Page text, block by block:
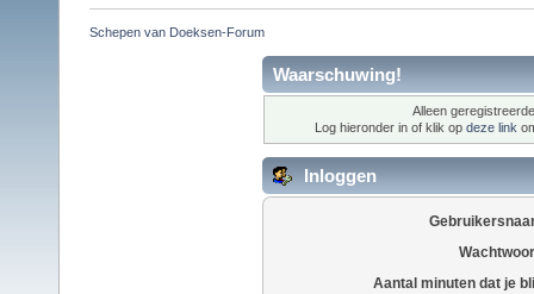
Schepen van Doeksen-Forum
Waarschuwing!
Alleen
Log hieronder in of klik op deze link
Inloggen
Aantal minuten dat je